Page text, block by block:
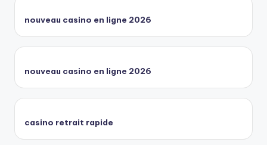
nouveau casino en ligne 2026
nouveau casino en ligne 2026
casino retrait rapide